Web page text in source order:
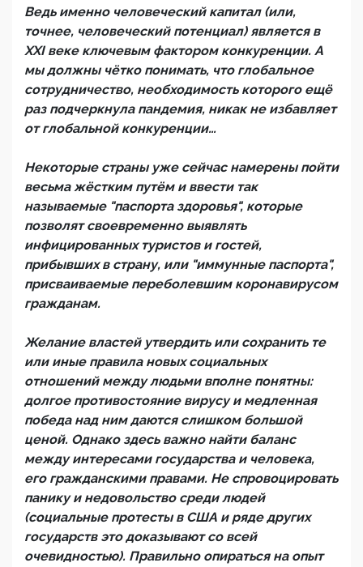
Ведь именно человеческий капитал (или,
точнее, человеческий потенциал) является в
XXI веке ключевым фактором конкуренции. А
мы должны чётко понимать, что глобальное
сотрудничество, необходимость которого ещё
раз подчеркнула пандемия, никак не избавляет
от глобальной конкуренции…
Некоторые страны уже сейчас намерены пойти
весьма жёстким путём и ввести так
называемые "паспорта здоровья", которые
позволят своевременно выявлять
инфицированных туристов и гостей,
прибывших в страну, или "иммунные паспорта",
присваиваемые переболевшим коронавирусом
гражданам.
Желание властей утвердить или сохранить те
или иные правила новых социальных
отношений между людьми вполне понятны:
долгое противостояние вирусу и медленная
победа над ним даются слишком большой
ценой. Однако здесь важно найти баланс
между интересами государства и человека,
его гражданскими правами. Не спровоцировать
панику и недовольство среди людей
(социальные протесты в США и ряде других
государств это доказывают со всей
очевидностью). Правильно опираться на опыт